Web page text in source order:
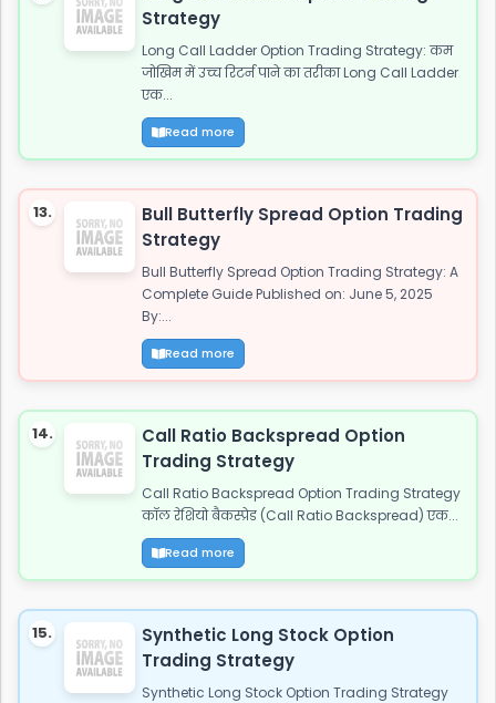
Strategy
Long Call Ladder Option Trading Strategy: कम
जोखिम में उच्च रिटर्न पाने का तरीका Long Call Ladder
एक...
Read more
13.
Bull Butterfly Spread Option Trading
Strategy
Bull Butterfly Spread Option Trading Strategy: A
Complete Guide Published on: June 5, 2025
By:...
Read more
14.
Call Ratio Backspread Option
Trading Strategy
Call Ratio Backspread Option Trading Strategy
कॉल रेशियो बैकस्प्रेड (Call Ratio Backspread) एक...
Read more
15.
Synthetic Long Stock Option
Trading Strategy
Synthetic Long Stock Option Trading Strategy